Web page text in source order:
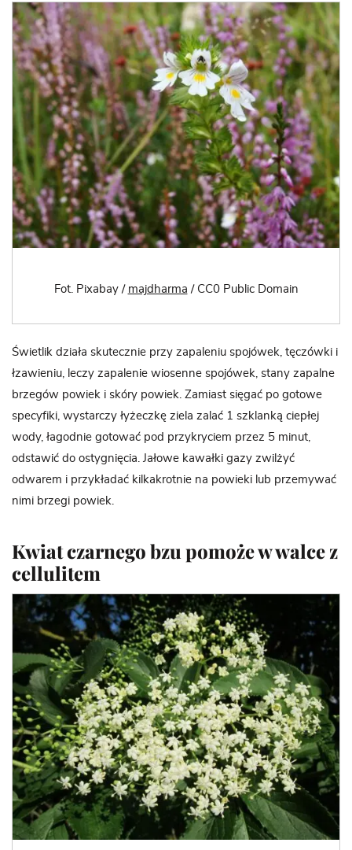
Fot. Pixabay / majdharma / CC0 Public Domain
Świetlik działa skutecznie przy zapaleniu spojówek, tęczówki i
łzawieniu, leczy zapalenie wiosenne spojówek, stany zapalne
brzegów powiek i skóry powiek. Zamiast sięgać po gotowe
specyfiki, wystarczy łyżeczkę ziela zalać 1 szklanką ciepłej
wody, łagodnie gotować pod przykryciem przez 5 minut,
odstawić do ostygnięcia. Jałowe kawałki gazy zwilżyć
odwarem i przykładać kilkakrotnie na powieki lub przemywać
nimi brzegi powiek.
Kwiat czarnego bzu pomoże w walce z
cellulitem